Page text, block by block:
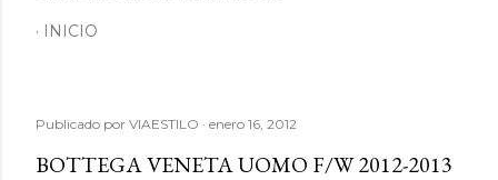
INICIO
Publicado por VIAESTILO enero 16, 2012
BOTTEGA VENETA UOMO F/W 2012-2013